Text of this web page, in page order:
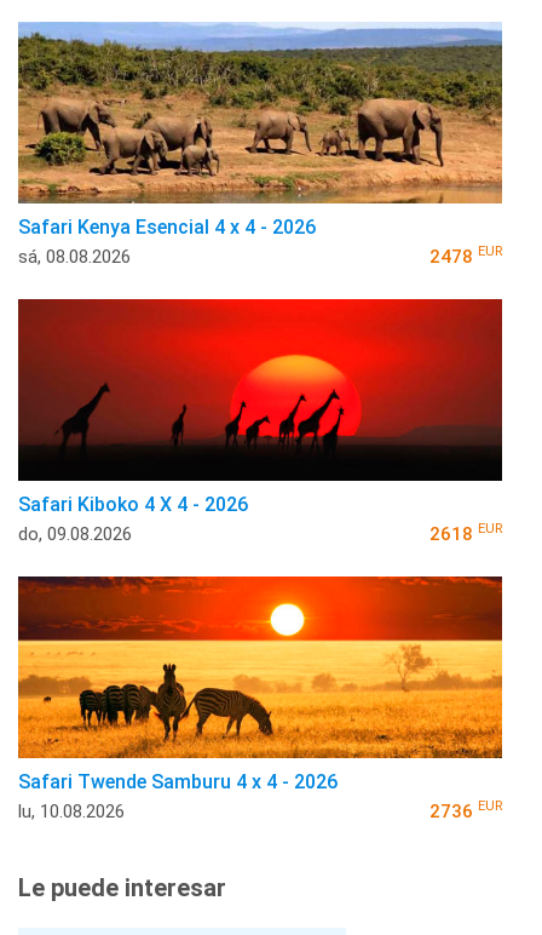
Safari Kenya Esencial 4 x 4 - 2026
sá, 08.08.2026 2478 EUR
Safari Kiboko 4 X 4 - 2026
do, 09.08.2026 2618 EUR
Safari Twende Samburu 4 x 4 - 2026
lu, 10.08.2026 2736 EUR
Le puede interesar